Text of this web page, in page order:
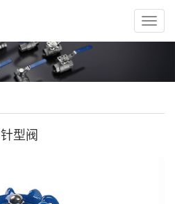
针型阀